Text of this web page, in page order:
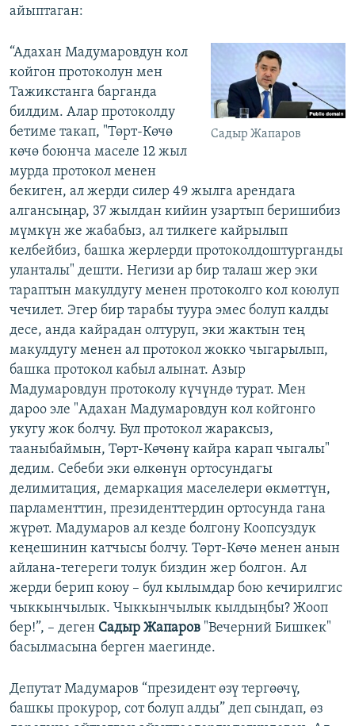
айыптаган:
Садыр Жапаров
“Адахан Мадумаровдун кол
койгон протоколун мен
Тажикстанга барганда
билдим. Алар протоколду
бетиме такап, "Төрт-Көчө
көчө боюнча маселе 12 жыл
мурда протокол менен
бекиген, ал жерди силер 49 жылга арендага
алгансыңар, 37 жылдан кийин узартып беришибиз
мүмкүн же жабабыз, ал тилкеге кайрылып
келбейбиз, башка жерлерди протоколдоштурганды
уланталы" дешти. Негизи ар бир талаш жер эки
тараптын макулдугу менен протоколго кол коюлуп
чечилет. Эгер бир тарабы туура эмес болуп калды
десе, анда кайрадан олтуруп, эки жактын тең
макулдугу менен ал протокол жокко чыгарылып,
башка протокол кабыл алынат. Азыр
Мадумаровдун протоколу күчүндө турат. Мен
дароо эле "Адахан Мадумаровдун кол койгонго
укугу жок болчу. Бул протокол жараксыз,
тааныбаймын, Төрт-Көчөнү кайра карап чыгалы"
дедим. Себеби эки өлкөнүн ортосундагы
делимитация, демаркация маселелери өкмөттүн,
парламенттин, президенттердин ортосунда гана
жүрөт. Мадумаров ал кезде болгону Коопсуздук
кеңешинин катчысы болчу. Төрт-Көчө менен анын
айлана-тегереги толук биздин жер болгон. Ал
жерди берип коюу – бул кылымдар бою кечирилгис
чыккынчылык. Чыккынчылык кылдыңбы? Жооп
бер!”, – деген Садыр Жапаров "Вечерний Бишкек"
басылмасына берген маегинде.
Депутат Мадумаров “президент өзү тергөөчү,
башкы прокурор, сот болуп алды” деп сындап, өз